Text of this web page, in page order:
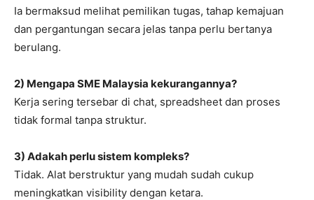
Ia bermaksud melihat pemilikan tugas, tahap kemajuan
dan pergantungan secara jelas tanpa perlu bertanya
berulang.
2) Mengapa SME Malaysia kekurangannya?
Kerja sering tersebar di chat, spreadsheet dan proses
tidak formal tanpa struktur.
3) Adakah perlu sistem kompleks?
Tidak. Alat berstruktur yang mudah sudah cukup
meningkatkan visibility dengan ketara.